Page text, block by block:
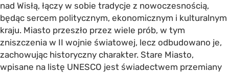
nad Wisłą, łączy w sobie tradycje z nowoczesnością,
będąc sercem politycznym, ekonomicznym i kulturalnym
kraju. Miasto przeszło przez wiele prób, w tym
zniszczenia w II wojnie światowej, lecz odbudowano je,
zachowując historyczny charakter. Stare Miasto,
wpisane na listę UNESCO jest świadectwem przemiany